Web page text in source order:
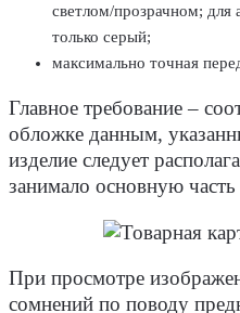
светлом/прозрачном; для
только серый;
максимально точная
Главное требование –
обложке данным,
изделие следует
занимало основную часть
При просмотре
сомнений по поводу